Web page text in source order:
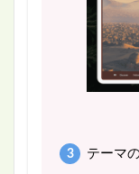
テーマ